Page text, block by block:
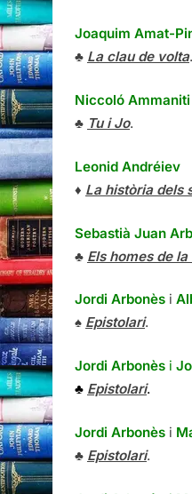
Joaquim Amat-
♣ La clau de volta.
Niccoló Ammaniti
♣ Tu i Jo.
Leonid Andréiev
♦ La història dels
Sebastià Juan
♣ Els homes de
Jordi Arbonès i
♠ Epistolari.
Jordi Arbonès i
♣ Epistolari.
Jordi Arbonès i
♣ Epistolari.